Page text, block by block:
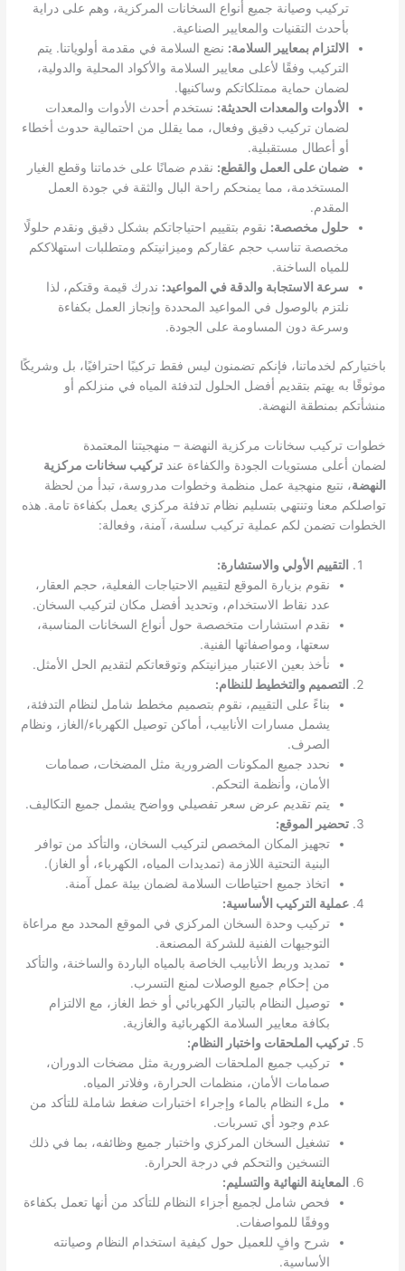
تركيب وصيانة جميع أنواع السخانات المركزية، وهم على دراية
بأحدث التقنيات والمعايير الصناعية.
الالتزام بمعايير السلامة: نضع السلامة في مقدمة أولوياتنا. يتم
التركيب وفقًا لأعلى معايير السلامة والأكواد المحلية والدولية،
لضمان حماية ممتلكاتكم وساكنيها.
الأدوات والمعدات الحديثة: نستخدم أحدث الأدوات والمعدات
لضمان تركيب دقيق وفعال، مما يقلل من احتمالية حدوث أخطاء
أو أعطال مستقبلية.
ضمان على العمل والقطع: نقدم ضمانًا على خدماتنا وقطع الغيار
المستخدمة، مما يمنحكم راحة البال والثقة في جودة العمل
المقدم.
حلول مخصصة: نقوم بتقييم احتياجاتكم بشكل دقيق ونقدم حلولًا
مخصصة تناسب حجم عقاركم وميزانيتكم ومتطلبات استهلاككم
للمياه الساخنة.
سرعة الاستجابة والدقة في المواعيد: ندرك قيمة وقتكم، لذا
نلتزم بالوصول في المواعيد المحددة وإنجاز العمل بكفاءة
وسرعة دون المساومة على الجودة.
باختياركم لخدماتنا، فإنكم تضمنون ليس فقط تركيبًا احترافيًا، بل وشريكًا
موثوقًا به يهتم بتقديم أفضل الحلول لتدفئة المياه في منزلكم أو
منشأتكم بمنطقة النهضة.
خطوات تركيب سخانات مركزية النهضة – منهجيتنا المعتمدة
لضمان أعلى مستويات الجودة والكفاءة عندتركيب سخانات مركزية
النهضة، نتبع منهجية عمل منظمة وخطوات مدروسة، تبدأ من لحظة
تواصلكم معنا وتنتهي بتسليم نظام تدفئة مركزي يعمل بكفاءة تامة. هذه
الخطوات تضمن لكم عملية تركيب سلسة، آمنة، وفعالة:
التقييم الأولي والاستشارة:
نقوم بزيارة الموقع لتقييم الاحتياجات الفعلية، حجم العقار،
عدد نقاط الاستخدام، وتحديد أفضل مكان لتركيب السخان.
نقدم استشارات متخصصة حول أنواع السخانات المناسبة،
سعتها، ومواصفاتها الفنية.
نأخذ بعين الاعتبار ميزانيتكم وتوقعاتكم لتقديم الحل الأمثل.
التصميم والتخطيط للنظام:
بناءً على التقييم، نقوم بتصميم مخطط شامل لنظام التدفئة،
يشمل مسارات الأنابيب، أماكن توصيل الكهرباء/الغاز، ونظام
الصرف.
نحدد جميع المكونات الضرورية مثل المضخات، صمامات
الأمان، وأنظمة التحكم.
يتم تقديم عرض سعر تفصيلي وواضح يشمل جميع التكاليف.
تحضير الموقع:
تجهيز المكان المخصص لتركيب السخان، والتأكد من توافر
البنية التحتية اللازمة (تمديدات المياه، الكهرباء، أو الغاز).
اتخاذ جميع احتياطات السلامة لضمان بيئة عمل آمنة.
عملية التركيب الأساسية:
تركيب وحدة السخان المركزي في الموقع المحدد مع مراعاة
التوجيهات الفنية للشركة المصنعة.
تمديد وربط الأنابيب الخاصة بالمياه الباردة والساخنة، والتأكد
من إحكام جميع الوصلات لمنع التسرب.
توصيل النظام بالتيار الكهربائي أو خط الغاز، مع الالتزام
بكافة معايير السلامة الكهربائية والغازية.
تركيب الملحقات واختبار النظام:
تركيب جميع الملحقات الضرورية مثل مضخات الدوران،
صمامات الأمان، منظمات الحرارة، وفلاتر المياه.
ملء النظام بالماء وإجراء اختبارات ضغط شاملة للتأكد من
عدم وجود أي تسربات.
تشغيل السخان المركزي واختبار جميع وظائفه، بما في ذلك
التسخين والتحكم في درجة الحرارة.
المعاينة النهائية والتسليم:
فحص شامل لجميع أجزاء النظام للتأكد من أنها تعمل بكفاءة
ووفقًا للمواصفات.
شرح وافٍ للعميل حول كيفية استخدام النظام وصيانته
الأساسية.